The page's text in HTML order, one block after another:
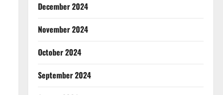
December 2024
November 2024
October 2024
September 2024